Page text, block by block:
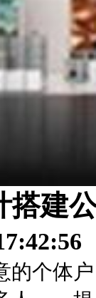
搭建
的个体